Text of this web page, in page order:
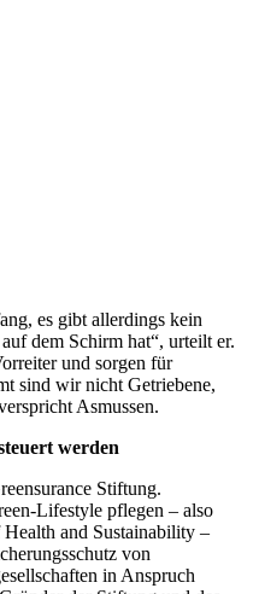
es gibt allerdings kein
dem Schirm hat“, urteilt er.
und sorgen für
sind wir nicht Getriebene,
Asmussen.
werden
Stiftung.
Lifestyle pflegen – also
and Sustainability –
von
in Anspruch